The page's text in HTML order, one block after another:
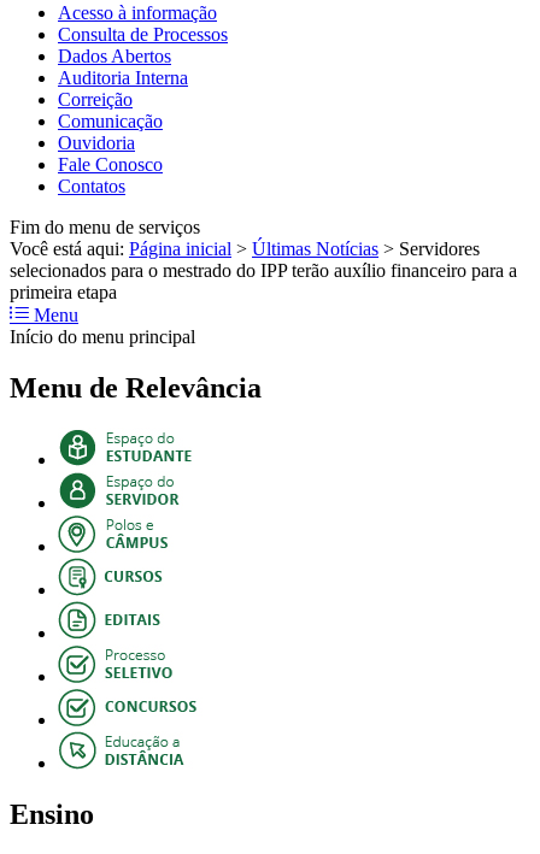
Acesso à informação
Consulta de Processos
Dados Abertos
Auditoria Interna
Correição
Comunicação
Ouvidoria
Fale Conosco
Contatos
Fim do menu de serviços
Você está aqui: Página inicial > Últimas Notícias > Servidores
selecionados para o mestrado do IPP terão auxílio financeiro para a
primeira etapa
Menu
Início do menu principal
Menu de Relevância
Ensino